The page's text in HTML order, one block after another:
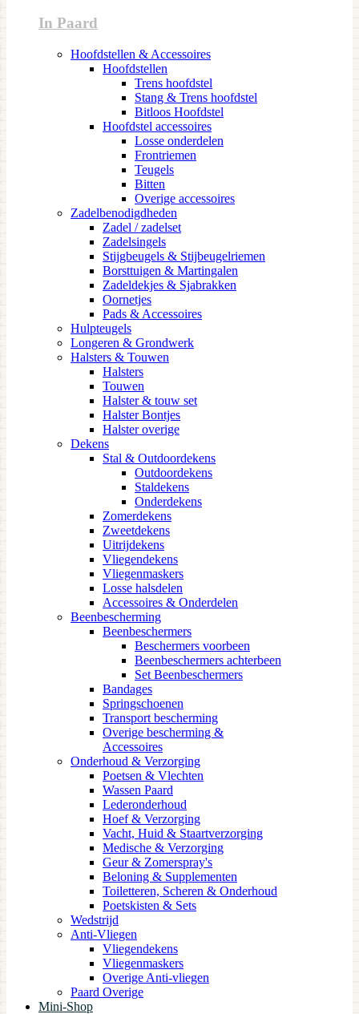
In Paard
Hoofdstellen & Accessoires
Hoofdstellen
Trens hoofdstel
Stang & Trens hoofdstel
Bitloos Hoofdstel
Hoofdstel accessoires
Losse onderdelen
Frontriemen
Teugels
Bitten
Overige accessoires
Zadelbenodigdheden
Zadel / zadelset
Zadelsingels
Stijgbeugels & Stijbeugelriemen
Borsttuigen & Martingalen
Zadeldekjes & Sjabrakken
Oornetjes
Pads & Accessoires
Hulpteugels
Longeren & Grondwerk
Halsters & Touwen
Halsters
Touwen
Halster & touw set
Halster Bontjes
Halster overige
Dekens
Stal & Outdoordekens
Outdoordekens
Staldekens
Onderdekens
Zomerdekens
Zweetdekens
Uitrijdekens
Vliegendekens
Vliegenmaskers
Losse halsdelen
Accessoires & Onderdelen
Beenbescherming
Beenbeschermers
Beschermers voorbeen
Beenbeschermers achterbeen
Set Beenbeschermers
Bandages
Springschoenen
Transport bescherming
Overige bescherming &
Accessoires
Onderhoud & Verzorging
Poetsen & Vlechten
Wassen Paard
Lederonderhoud
Hoef & Verzorging
Vacht, Huid & Staartverzorging
Medische & Verzorging
Geur & Zomerspray's
Beloning & Supplementen
Toiletteren, Scheren & Onderhoud
Poetskisten & Sets
Wedstrijd
Anti-Vliegen
Vliegendekens
Vliegenmaskers
Overige Anti-vliegen
Paard Overige
Mini-Shop